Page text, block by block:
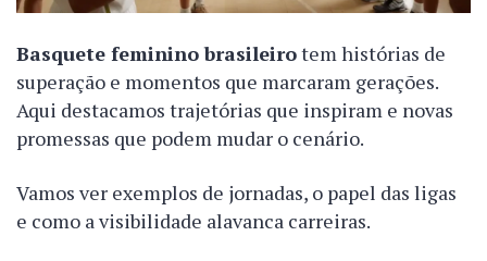
Basquete feminino brasileirotem histórias de
superação e momentos que marcaram gerações.
Aqui destacamos trajetórias que inspiram e novas
promessas que podem mudar o cenário.
Vamos ver exemplos de jornadas, o papel das ligas
e como a visibilidade alavanca carreiras.